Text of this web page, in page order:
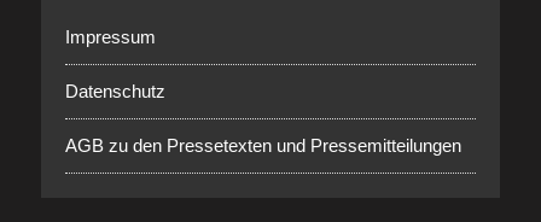
Impressum
Datenschutz
AGB zu den Pressetexten und Pressemitteilungen